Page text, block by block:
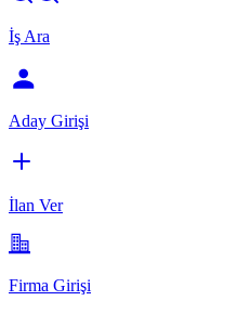
İş Ara
Aday Girişi
İlan Ver
Firma Girişi